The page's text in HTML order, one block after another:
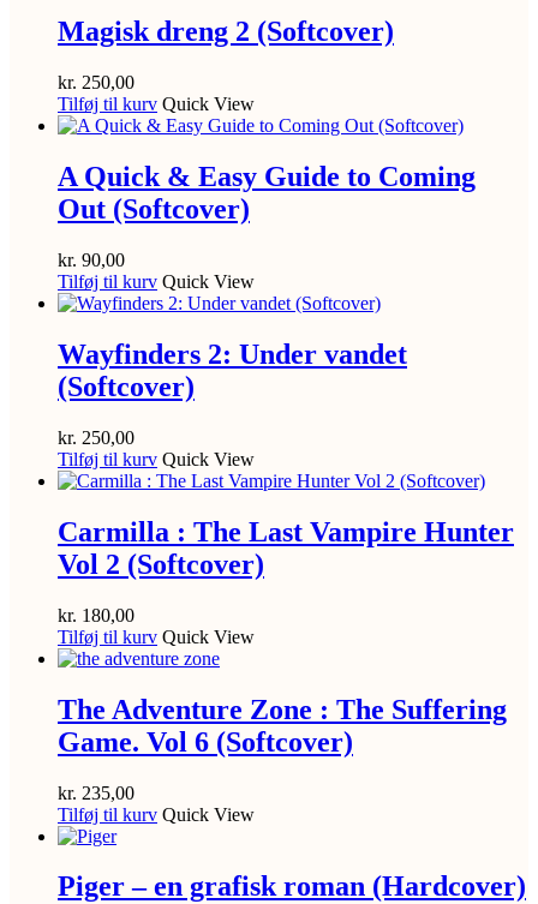
Magisk dreng 2 (Softcover)
kr. 250,00
Tilføj til kurv Quick View
A Quick & Easy Guide to Coming
Out (Softcover)
kr. 90,00
Tilføj til kurv Quick View
Wayfinders 2: Under vandet
(Softcover)
kr. 250,00
Tilføj til kurv Quick View
Carmilla : The Last Vampire Hunter
Vol 2 (Softcover)
kr. 180,00
Tilføj til kurv Quick View
The Adventure Zone : The Suffering
Game. Vol 6 (Softcover)
kr. 235,00
Tilføj til kurv Quick View
Piger – en grafisk roman (Hardcover)